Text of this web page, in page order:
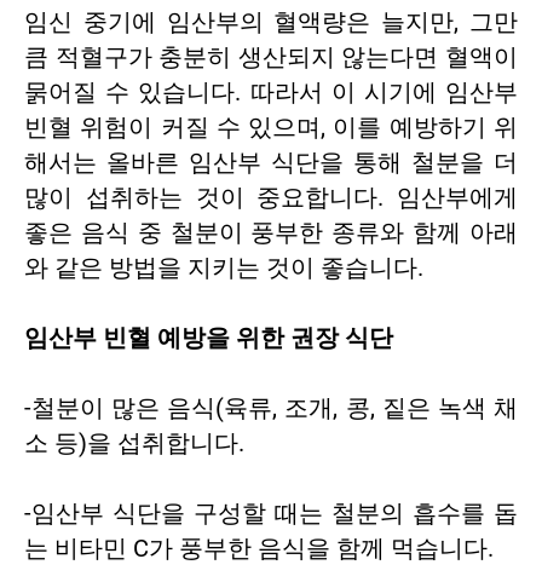
임신 중기에 임산부의 혈액량은 늘지만, 그만
큼 적혈구가 충분히 생산되지 않는다면 혈액이
묽어질 수 있습니다. 따라서 이 시기에 임산부
빈혈 위험이 커질 수 있으며, 이를 예방하기 위
해서는 올바른 임산부 식단을 통해 철분을 더
많이 섭취하는 것이 중요합니다. 임산부에게
좋은 음식 중 철분이 풍부한 종류와 함께 아래
와 같은 방법을 지키는 것이 좋습니다.
임산부 빈혈 예방을 위한 권장 식단
-철분이 많은 음식(육류, 조개, 콩, 짙은 녹색 채
소 등)을 섭취합니다.
-임산부 식단을 구성할 때는 철분의 흡수를 돕
는 비타민 C가 풍부한 음식을 함께 먹습니다.